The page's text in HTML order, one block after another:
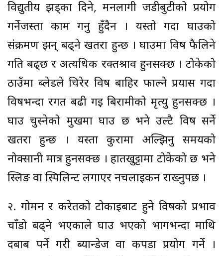
विद्युतीय झड्का दिने, मनलागी जडीबुटीको प्रयोग
गर्नेजस्ता काम गर्नु हुँदैन । यस्तो गर्दा घाउको
संक्रमण झन् बढ्ने खतरा हुन्छ । घाउमा विष फैलिने
गति बढ्छ र अत्यधिक रक्तश्राव हुनसक्छ । टोकेको
ठाउँमा ब्लेडले चिरेर विष बाहिर फाल्ने प्रयास गर्दा
विषभन्दा रगत बढी गई बिरामीको मृत्यु हुनसक्छ ।
घाउ चुस्नेको मुखमा घाउ छ भने उल्टै विष सर्ने
खतरा हुन्छ । यस्ता कुरामा अल्झिनु समयको
नोक्सानी मात्र हुनसक्छ । हातखुट्टामा टोकेको छ भने
स्लिङ वा स्पिलिन्ट लगाएर नचलाइकन राख्नुपर्छ ।
२. गोमन र करेतको टोकाइबाट हुने विषको प्रभाव
चाँडो बढ्ने भएकाले घाउ भएको भागभन्दा माथि
दबाब पर्ने गरी ब्यान्डेज वा कपडा प्रयोग गर्ने ।